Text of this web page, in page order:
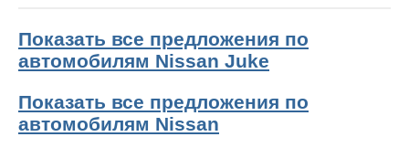
Показать все предложения по
автомобилям Nissan Juke
Показать все предложения по
автомобилям Nissan